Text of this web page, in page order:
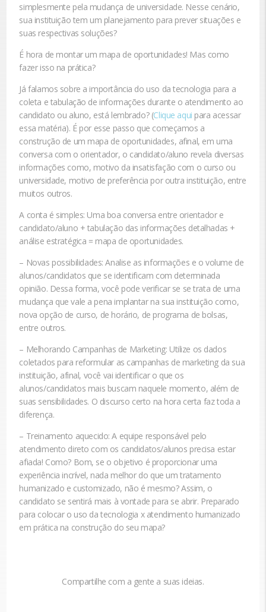
simplesmente pela mudança de universidade. Nesse cenário,
sua instituição tem um planejamento para prever situações e
suas respectivas soluções?
É hora de montar um mapa de oportunidades! Mas como
fazer isso na prática?
Já falamos sobre a importância do uso da tecnologia para a
coleta e tabulação de informações durante o atendimento ao
candidato ou aluno, está lembrado? (Clique aqui para acessar
essa matéria). É por esse passo que começamos a
construção de um mapa de oportunidades, afinal, em uma
conversa com o orientador, o candidato/aluno revela diversas
informações como, motivo da insatisfação com o curso ou
universidade, motivo de preferência por outra instituição, entre
muitos outros.
A conta é simples: Uma boa conversa entre orientador e
candidato/aluno + tabulação das informações detalhadas +
análise estratégica = mapa de oportunidades.
– Novas possibilidades: Analise as informações e o volume de
alunos/candidatos que se identificam com determinada
opinião. Dessa forma, você pode verificar se se trata de uma
mudança que vale a pena implantar na sua instituição como,
nova opção de curso, de horário, de programa de bolsas,
entre outros.
– Melhorando Campanhas de Marketing: Utilize os dados
coletados para reformular as campanhas de marketing da sua
instituição, afinal, você vai identificar o que os
alunos/candidatos mais buscam naquele momento, além de
suas sensibilidades. O discurso certo na hora certa faz toda a
diferença.
– Treinamento aquecido:A equipe responsável pelo
atendimento direto com os candidatos/alunos precisa estar
afiada! Como? Bom, se o objetivo é proporcionar uma
experiência incrível, nada melhor do que um tratamento
humanizado e customizado, não é mesmo? Assim, o
candidato se sentirá mais à vontade para se abrir. Preparado
para colocar o uso da tecnologia x atendimento humanizado
em prática na construção do seu mapa?
Compartilhe com a gente a suas ideias.